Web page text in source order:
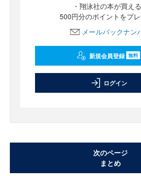
・翔泳社の本が買える
500円分のポイントをプ
メールバックナン
新規会員登録 無料
ログイン
次のページ
まとめ